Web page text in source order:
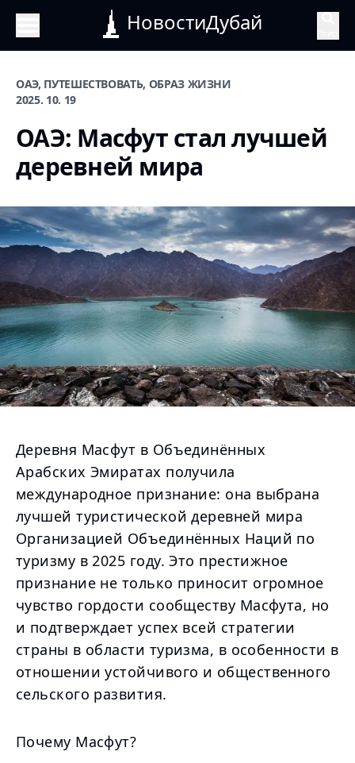
НовостиДубай
ОАЭ, ПУТЕШЕСТВОВАТЬ, ОБРАЗ ЖИЗНИ
2025. 10. 19
ОАЭ: Масфут стал лучшей
деревней мира
Деревня Масфут в Объединённых
Арабских Эмиратах получила
международное признание: она выбрана
лучшей туристической деревней мира
Организацией Объединённых Наций по
туризму в 2025 году. Это престижное
признание не только приносит огромное
чувство гордости сообществу Масфута, но
и подтверждает успех всей стратегии
страны в области туризма, в особенности в
отношении устойчивого и общественного
сельского развития.
Почему Масфут?